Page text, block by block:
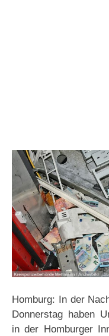
Homburg: In der
Donnerstag haben
in der Homburger